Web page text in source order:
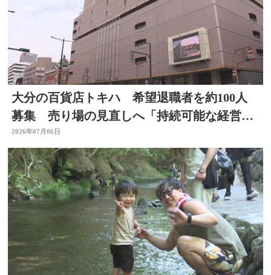
大分の百貨店トキハ 希望退職者を約100人
募集 売り場の見直しへ「持続可能な経営体
制構築のため」
2026年07月06日